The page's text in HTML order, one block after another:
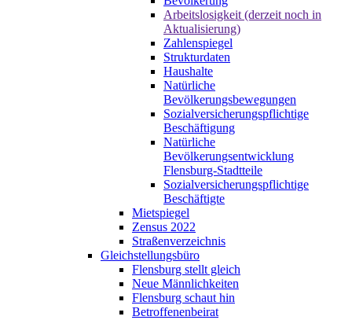
Arbeitslosigkeit (derzeit noch in
Aktualisierung)
Zahlenspiegel
Strukturdaten
Haushalte
Natürliche
Bevölkerungsbewegungen
Sozialversicherungspflichtige
Beschäftigung
Natürliche
Bevölkerungsentwicklung
Flensburg-Stadtteile
Sozialversicherungspflichtige
Beschäftigte
Mietspiegel
Zensus 2022
Straßenverzeichnis
Gleichstellungsbüro
Flensburg stellt gleich
Neue Männlichkeiten
Flensburg schaut hin
Betroffenenbeirat